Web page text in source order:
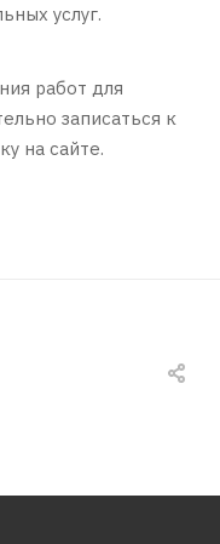
услуг.
работ для
записаться к
на сайте.